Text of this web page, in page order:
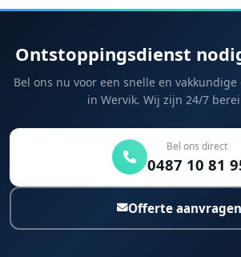
Ontstoppingsdienst
Bel ons nu voor een snelle en
in Wervik. Wij zijn 24/7
Bel ons direct
0487 10 81
Offerte aanvragen